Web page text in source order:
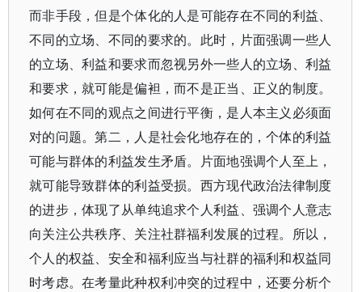
而非手段，但是个体化的人是可能存在不同的利益、
不同的立场、不同的要求的。此时，片面强调一些人
的立场、利益和要求而忽视另外一些人的立场、利益
和要求，就可能是偏袒，而不是正当、正义的制度。
如何在不同的观点之间进行平衡，是人本主义必须面
对的问题。第二，人是社会化地存在的，个体的利益
可能与群体的利益发生矛盾。片面地强调个人至上，
就可能导致群体的利益受损。西方现代政治法律制度
的进步，体现了从单纯追求个人利益、强调个人意志
向关注公共秩序、关注社群福利发展的过程。所以，
个人的权益、安全和福利应当与社群的福利和权益同
时考虑。在考量此种权利冲突的过程中，还要分析个